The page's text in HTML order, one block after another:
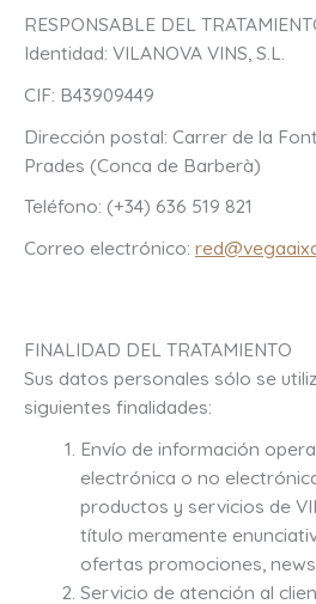
RESPONSABLE DEL
Identidad: VILANOVA VINS, S.L.
CIF: B43909449
Dirección postal: Carrer de la
Prades (Conca de Barberà)
Teléfono: (+34) 636 519 821
Correo electrónico:
FINALIDAD DEL TRATAMIENTO
Sus datos personales sólo se
siguientes finalidades:
Envío de información
electrónica o no
productos y servicios de
título meramente
ofertas promociones,
Servicio de atención al